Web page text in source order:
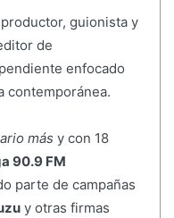
guionista y
de
enfocado
contemporánea.
más y con 18
90.9 FM
parte de campañas
y otras firmas